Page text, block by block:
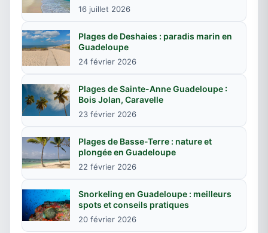
16 juillet 2026
Plages de Deshaies : paradis marin en
Guadeloupe
24 février 2026
Plages de Sainte-Anne Guadeloupe :
Bois Jolan, Caravelle
23 février 2026
Plages de Basse-Terre : nature et
plongée en Guadeloupe
22 février 2026
Snorkeling en Guadeloupe : meilleurs
spots et conseils pratiques
20 février 2026